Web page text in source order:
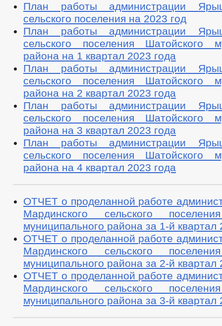
План работы администрации
сельского поселения на 2023 год
План работы администрации
сельского поселения Шатойского
района на 1 квартал 2023 года
План работы администрации
сельского поселения Шатойского
района на 2 квартал 2023 года
План работы администрации
сельского поселения Шатойского
района на 3 квартал 2023 года
План работы администрации
сельского поселения Шатойского
района на 4 квартал 2023 года
ОТЧЕТ о проделанной работе
Мардинского сельского
муниципального района за 1-й квартал
ОТЧЕТ о проделанной работе
Мардинского сельского
муниципального района за 2-й квартал
ОТЧЕТ о проделанной работе
Мардинского сельского
муниципального района за 3-й квартал